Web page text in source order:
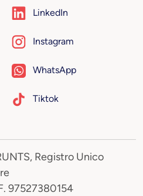
LinkedIn
Instagram
WhatsApp
Tiktok
Registro Unico
97527380154